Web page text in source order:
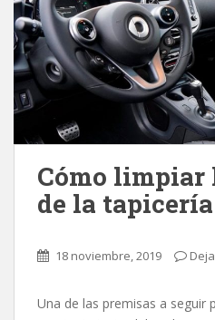
Cómo limpiar
de la
18 noviembre, 2019
Una de las premisas a seguir